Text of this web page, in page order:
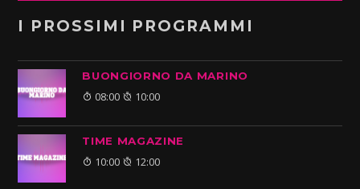
I PROSSIMI PROGRAMMI
BUONGIORNO DA MARINO
08:00 10:00
TIME MAGAZINE
10:00 12:00